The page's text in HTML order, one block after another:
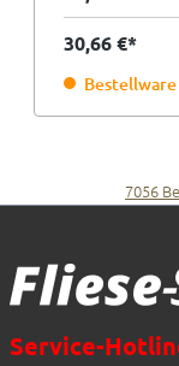
30,66 €*
Bestellware
7056
Service-